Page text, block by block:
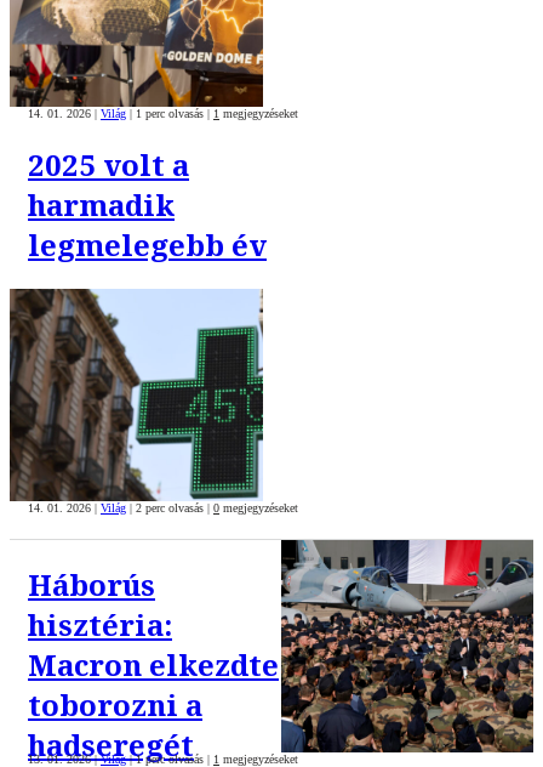
14. 01. 2026 | Világ | 1 perc olvasás | 1 megjegyzéseket
2025 volt a
harmadik
legmelegebb év
14. 01. 2026 | Világ | 2 perc olvasás | 0 megjegyzéseket
Háborús
hisztéria:
Macron elkezdte
toborozni a
hadseregét
13. 01. 2026| Világ |1 perc olvasás | 1 megjegyzéseket